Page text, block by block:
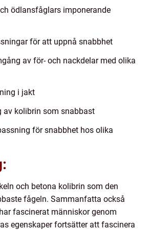
ödlansfåglars imponerande
för att uppnå snabbhet
av för- och nackdelar med olika
i jakt
av kolibrin som snabbast
för snabbhet hos olika
och betona kolibrin som den
fågeln. Sammanfatta också
fascinerat människor genom
egenskaper fortsätter att fascinera